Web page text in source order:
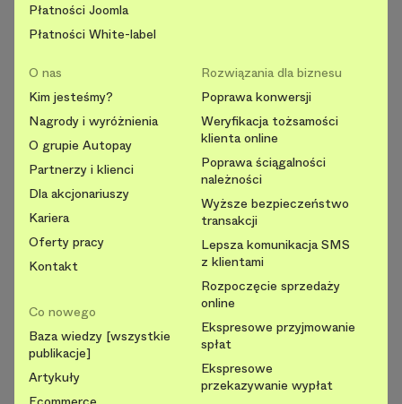
Płatności Joomla
Płatności White-label
O nas
Kim jesteśmy?
Nagrody i wyróżnienia
O grupie Autopay
Partnerzy i klienci
Dla akcjonariuszy
Kariera
Oferty pracy
Kontakt
Co nowego
Baza wiedzy [wszystkie
publikacje]
Artykuły
Rozwiązania dla biznesu
Poprawa konwersji
Weryfikacja tożsamości
klienta online
Poprawa ściągalności
należności
Wyższe bezpieczeństwo
transakcji
Lepsza komunikacja SMS
z klientami
Rozpoczęcie sprzedaży
online
Ekspresowe przyjmowanie
spłat
Ekspresowe
przekazywanie wypłat